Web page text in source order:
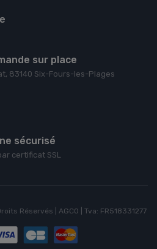
sur place
83140 Six-Fours-les-Plages
sécurisé
certificat SSL
Réservés | AGCO | Tva: FR518331277